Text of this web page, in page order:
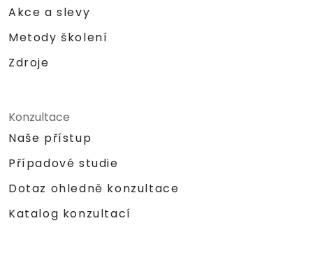
Akce a slevy
Metody školení
Zdroje
Konzultace
Naše přístup
Případové studie
Dotaz ohledně konzultace
Katalog konzultací